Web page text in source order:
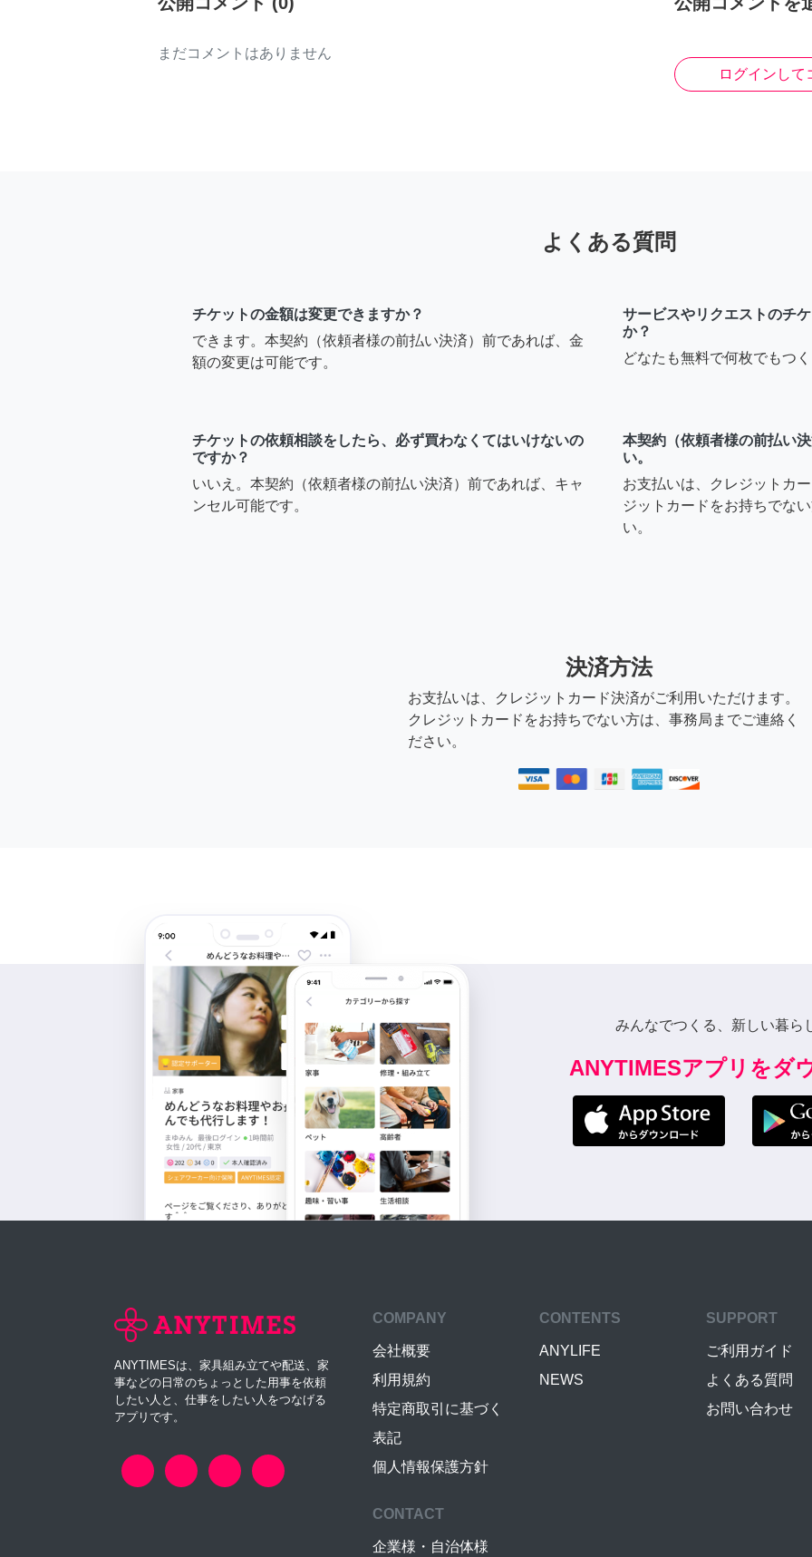
まだコメントはありません
ログインして
よくある質問
チケットの金額は変更できますか？
できます。本契約（依頼者様の前払い決済）前であれば、金
額の変更は可能です。
サービスやリクエストのチ
か？
どなたも無料で何枚でもつ
チケットの依頼相談をしたら、必ず買わなくてはいけないの
ですか？
いいえ。本契約（依頼者様の前払い決済）前であれば、キャ
ンセル可能です。
本契約（依頼者様の前払い
い。
お支払いは、クレジットカ
ジットカードをお持ちでな
い。
決済方法
お支払いは、クレジットカード決済がご利用いただけます。
クレジットカードをお持ちでない方は、事務局までご連絡く
ださい。
みんなでつくる、新しい暮ら
ANYTIMESアプリをダ
ANYTIMESは、家具組み立てや配送、家
事などの日常のちょっとした用事を依頼
したい人と、仕事をしたい人をつなげる
アプリです。
COMPANY
会社概要
利用規約
特定商取引に基づく
表記
個人情報保護方針
CONTENTS
ANYLIFE
NEWS
SUPPORT
ご利用ガイド
よくある質問
お問い合わせ
CONTACT
企業様・自治体様